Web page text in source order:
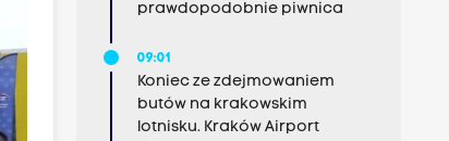
prawdopodobnie piwnica
09:01
Koniec ze zdejmowaniem
butów na krakowskim
lotnisku. Kraków Airport